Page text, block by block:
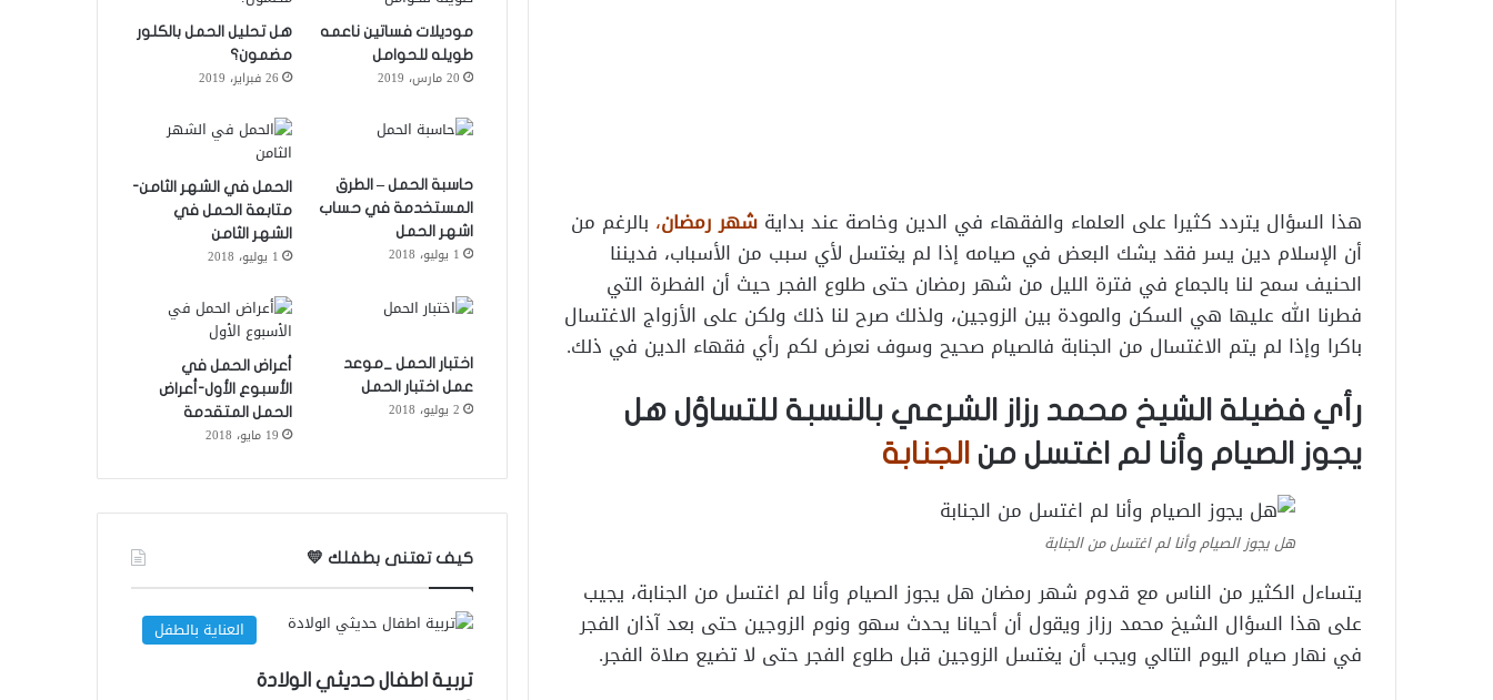
هذا السؤال يتردد كثيرا على العلماء والفقهاء في الدين وخاصة عند بداية شهر رمضان، بالرغم من
أن الإسلام دين يسر فقد يشك البعض في صيامه إذا لم يغتسل لأي سبب من الأسباب، فديننا
الحنيف سمح لنا بالجماع في فترة الليل من شهر رمضان حتى طلوع الفجر حيث أن الفطرة التي
فطرنا الله عليها هي السكن والمودة بين الزوجين، ولذلك صرح لنا ذلك ولكن على الأزواج الاغتسال
باكرا وإذا لم يتم الاغتسال من الجنابة فالصيام صحيح وسوف نعرض لكم رأي فقهاء الدين في ذلك.
رأي فضيلة الشيخ محمد رزاز الشرعي بالنسبة للتساؤل هل
يجوز الصيام وأنا لم اغتسل من الجنابة
هل يجوز الصيام وأنا لم اغتسل من الجنابة
يتساءل الكثير من الناس مع قدوم شهر رمضان هل يجوز الصيام وأنا لم اغتسل من الجنابة، يجيب
على هذا السؤال الشيخ محمد رزاز ويقول أن أحيانا يحدث سهو ونوم الزوجين حتى بعد آذان الفجر
في نهار صيام اليوم التالي ويجب أن يغتسل الزوجين قبل طلوع الفجر حتى لا تضيع صلاة الفجر.
موديلات فساتين ناعمه
طويله للحوامل
20 مارس، 2019
هل تحليل الحمل بالكلور
مضمون؟
26 فبراير، 2019
حاسبة الحمل – الطرق
المستخدمة في حساب
اشهر الحمل
1 يوليو، 2018
الحمل في الشهر الثامن-
متابعة الحمل في
الشهر الثامن
1 يوليو، 2018
اختبار الحمل _موعد
عمل اختبار الحمل
2 يوليو، 2018
أعراض الحمل في
الأسبوع الأول-أعراض
الحمل المتقدمة
19 مايو، 2018
كيف تعتنى بطفلك 💛
العناية بالطفل
تربية اطفال حديثي الولادة